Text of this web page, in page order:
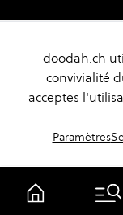
doodah.ch
convivialité
acceptes
Paramètres